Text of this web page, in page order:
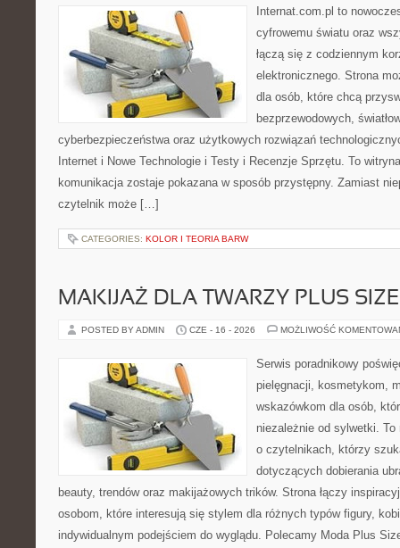
Internat.com.pl to
cyfrowemu światu oraz
łączą się z codziennym
elektronicznego. Strona
dla osób, które chcą
bezprzewodowych,
cyberbezpieczeństwa oraz użytkowych rozwiązań
Internet i Nowe Technologie i Testy i Recenzje Sprzętu. To
komunikacja zostaje pokazana w sposób przystępny. Zamiast
czytelnik może […]
CATEGORIES: KOLOR I TEORIA BARW
MAKIJAŻ DLA TWARZY PLUS SIZE
POSTED BY ADMIN CZE - 16 - 2026 MOŻLIWOŚĆ
Serwis poradnikowy
pielęgnacji, kosmetykom,
wskazówkom dla osób,
niezależnie od sylwetki.
o czytelnikach, którzy
dotyczących dobierania
beauty, trendów oraz makijażowych trików. Strona łączy
osobom, które interesują się stylem dla różnych typów figury,
indywidualnym podejściem do wyglądu. Polecamy Moda Plus